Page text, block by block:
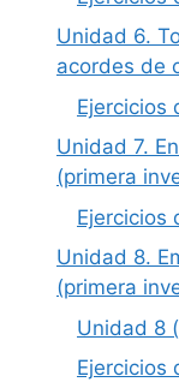
Unidad 6.
acordes de
Ejercicios
Unidad 7.
(primera
Ejercicios
Unidad 8.
(primera
Unidad 8
Ejercicios